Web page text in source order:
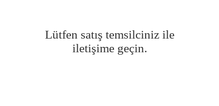
Lütfen satış temsilciniz ile
iletişime geçin.